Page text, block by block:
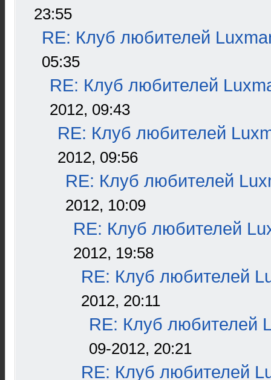
23:55
RE: Клуб любителей
05:35
RE: Клуб любителей
2012, 09:43
RE: Клуб любителей
2012, 09:56
RE: Клуб любителей
2012, 10:09
RE: Клуб любителей
2012, 19:58
RE: Клуб любителей
2012, 20:11
RE: Клуб любителей
09-2012, 20:21
RE: Клуб любителей